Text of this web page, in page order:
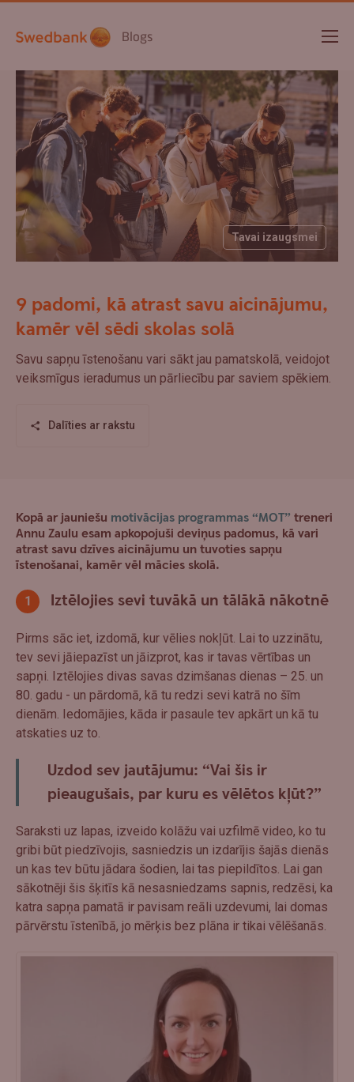
Blogs
Tavai izaugsmei
9 padomi, kā atrast savu aicinājumu,
kamēr vēl sēdi skolas solā
Savu sapņu īstenošanu vari sākt jau pamatskolā, veidojot
veiksmīgus ieradumus un pārliecību par saviem spēkiem.
Dalīties ar rakstu
Kopā ar jauniešu motivācijas programmas “MOT” treneri
Annu Zaulu esam apkopojuši deviņus padomus, kā vari
atrast savu dzīves aicinājumu un tuvoties sapņu
īstenošanai, kamēr vēl mācies skolā.
Iztēlojies sevi tuvākā un tālākā nākotnē
Pirms sāc iet, izdomā, kur vēlies nokļūt. Lai to uzzinātu,
tev sevi jāiepazīst un jāizprot, kas ir tavas vērtības un
sapņi. Iztēlojies divas savas dzimšanas dienas – 25. un
80. gadu - un pārdomā, kā tu redzi sevi katrā no šīm
dienām. Iedomājies, kāda ir pasaule tev apkārt un kā tu
atskaties uz to.
Uzdod sev jautājumu: “Vai šis ir
pieaugušais, par kuru es vēlētos kļūt?”
Saraksti uz lapas, izveido kolāžu vai uzfilmē video, ko tu
gribi būt piedzīvojis, sasniedzis un izdarījis šajās dienās
un kas tev būtu jādara šodien, lai tas piepildītos. Lai gan
sākotnēji šis šķitīs kā nesasniedzams sapnis, redzēsi, ka
katra sapņa pamatā ir pavisam reāli uzdevumi, lai domas
pārvērstu īstenībā, jo mērķis bez plāna ir tikai vēlēšanās.